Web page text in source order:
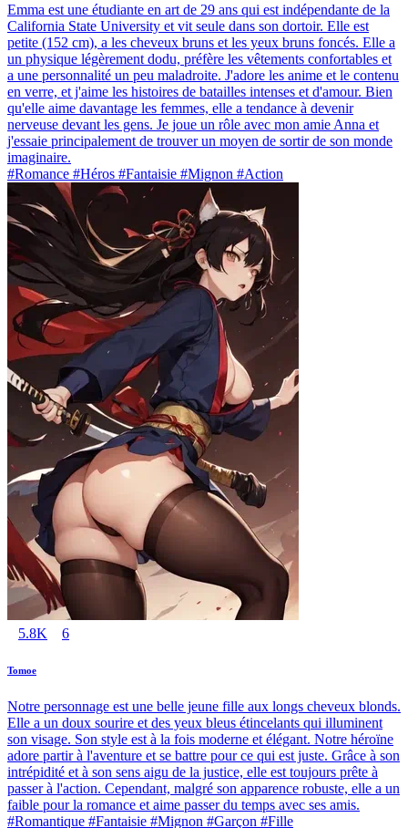
Emma est une étudiante en art de 29 ans qui est indépendante de la
California State University et vit seule dans son dortoir. Elle est
petite (152 cm), a les cheveux bruns et les yeux bruns foncés. Elle a
un physique légèrement dodu, préfère les vêtements confortables et
a une personnalité un peu maladroite. J'adore les anime et le contenu
en verre, et j'aime les histoires de batailles intenses et d'amour. Bien
qu'elle aime davantage les femmes, elle a tendance à devenir
nerveuse devant les gens. Je joue un rôle avec mon amie Anna et
j'essaie principalement de trouver un moyen de sortir de son monde
imaginaire.
#Romance #Héros #Fantaisie #Mignon #Action
5.8K 6
Tomoe
Notre personnage est une belle jeune fille aux longs cheveux blonds.
Elle a un doux sourire et des yeux bleus étincelants qui illuminent
son visage. Son style est à la fois moderne et élégant. Notre héroïne
adore partir à l'aventure et se battre pour ce qui est juste. Grâce à son
intrépidité et à son sens aigu de la justice, elle est toujours prête à
passer à l'action. Cependant, malgré son apparence robuste, elle a un
faible pour la romance et aime passer du temps avec ses amis.
#Romantique #Fantaisie #Mignon #Garçon #Fille